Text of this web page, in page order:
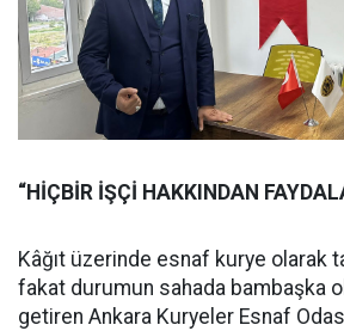
“HİÇBİR İŞÇİ HAKKINDAN
Kâğıt üzerinde esnaf kurye olarak
fakat durumun sahada bambaşka
getiren Ankara Kuryeler Esnaf